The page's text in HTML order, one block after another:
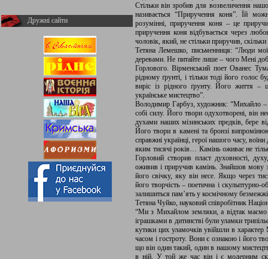
Дружні сайти
Стільки він зробив для возвеличення
називається “Приручення коня”. Їй
розумінні, приручення коня – це
приручення коня відбувається через
чоловік, який, не стільки приручив,
Тетяна Лемешко, письменниця: “Люди
деревами. Не питайте лише – чого Мені
Горлового. Вірменський поет Ованес
рідному ґрунті, і тільки тоді його
виріс із рідного ґрунту. Його життя –
українське мистецтво”.
Володимир Гарбуз, художник: “Михайло –
собі силу. Його твори одухотворені, він
духами наших мізинських предків, бере
Його твори в камені та бронзі
справжні українці, герої нашого часу,
яким тисячі років… Камінь оживає не
Горловий створив пласт духовності,
оживив і приручив камінь. Знайшов мову
його свічку, яку він несе. Якщо через
його творчість – поетична і
залишиться пам’ять у космічному
Тетяна Чуйко, науковий співробітник
“Ми з Михайлом земляки, а відтак маємо
іграшками в дитинстві були уламки
кутики цих уламочків увійшли в
часом і гостроту. Вони є ознакою і його
що він один такий, один в нашому
в ній. У той же час він і є модерним